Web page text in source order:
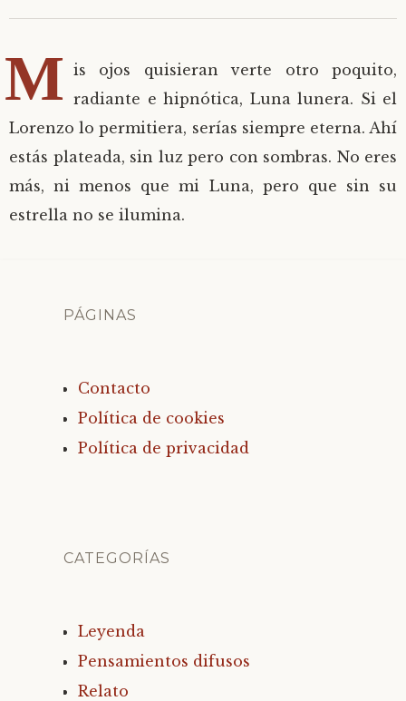
M is ojos quisieran verte otro poquito,
radiante e hipnótica, Luna lunera. Si el
Lorenzo lo permitiera, serías siempre eterna. Ahí
estás plateada, sin luz pero con sombras. No eres
más, ni menos que mi Luna, pero que sin su
estrella no se ilumina.
PÁGINAS
Contacto
Política de cookies
Política de privacidad
CATEGORÍAS
Leyenda
Pensamientos difusos
Relato